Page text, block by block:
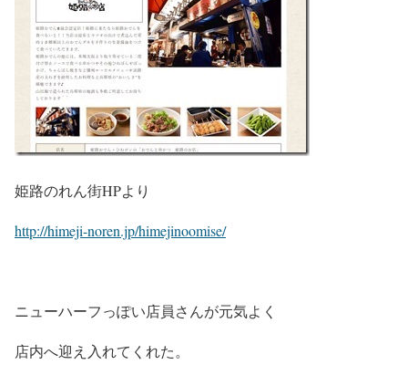
姫路のれん街HPより
http://himeji-noren.jp/himejinoomise/
ニューハーフっぽい店員さんが元気よく
店内へ迎え入れてくれた。